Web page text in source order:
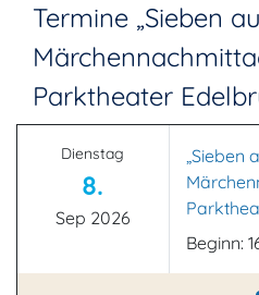
Termine „Sieben
Parktheater
Dienstag
8.
Sep 2026
„Sieben
Beginn: